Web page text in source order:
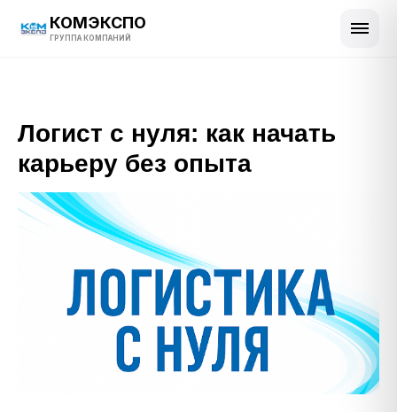
КОМЭКСПО
ГРУППА КОМПАНИЙ
Логист с нуля: как начать
карьеру без опыта